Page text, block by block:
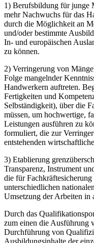
1) Berufsbildung für junge
mehr Nachwuchs für das
durch die Möglichkeit an
und/oder bestimmte
In- und europäischen
zu können.
2) Verringerung von
Folge mangelnder
Handwerkern auftreten.
Fertigkeiten und
Selbständigkeit), über die
müssen, um hochwertige,
Leistungen ausführen zu
formuliert, die zur
entstehenden
3) Etablierung
Transparenz, Instrument
die für
unterschiedlichen
Umsetzung der Arbeiten
Durch das
zum einen die Ausführung
Durchführung von
Ausbildungsinhalte der